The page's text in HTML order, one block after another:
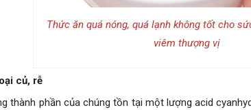
Thức ăn quá nóng, quá lạnh không tốt cho
viêm thượng vị
củ, rễ
thành phần của chúng tồn tại một lượng acid